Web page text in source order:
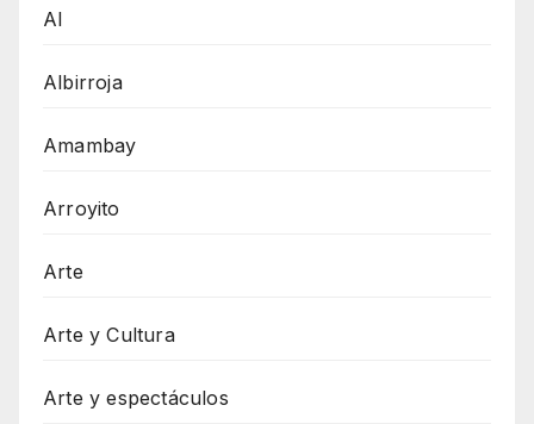
AI
Albirroja
Amambay
Arroyito
Arte
Arte y Cultura
Arte y espectáculos